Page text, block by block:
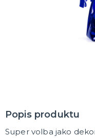
Oblečení a
Do
Dárky podle
Dárky podle
DALŠÍ
PÁRTY
Popis produktu
Super volba jako